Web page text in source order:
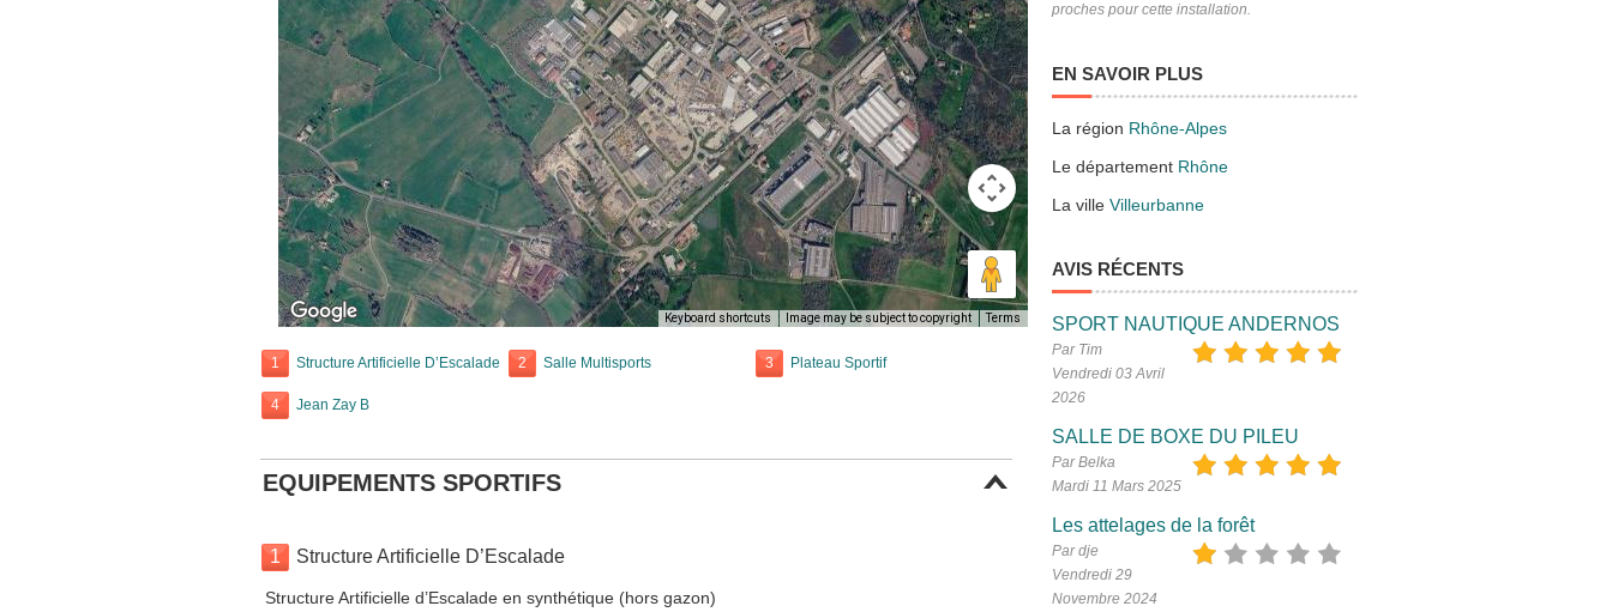
Keyboard shortcuts Image may be subject to copyright Terms
1 Structure Artificielle D’Escalade 2 Salle Multisports 3 Plateau Sportif
4 Jean Zay B
EQUIPEMENTS SPORTIFS
1 Structure Artificielle D’Escalade
Structure Artificielle d’Escalade en synthétique (hors gazon)
proches pour cette installation.
EN SAVOIR PLUS
La région Rhône-Alpes
Le département Rhône
La ville Villeurbanne
AVIS RÉCENTS
SPORT NAUTIQUE ANDERNOS
Par Tim
Vendredi 03 Avril
2026
SALLE DE BOXE DU PILEU
Par Belka
Mardi 11 Mars 2025
Les attelages de la forêt
Par dje
Vendredi 29
Novembre 2024